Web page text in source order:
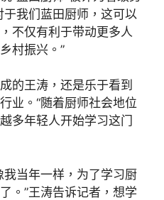
于我们蓝田厨师，这可以
不仅有利于带动更多人
村振兴。”
的王涛，还是乐于看到
业。“随着厨师社会地位
多年轻人开始学习这门
我当年一样，为了学习厨
。”王涛告诉记者，想学